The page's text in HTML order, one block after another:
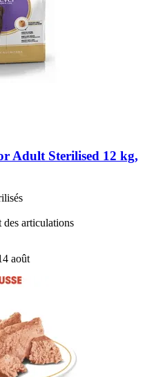
Adult Sterilised 12 kg,
des articulations
août